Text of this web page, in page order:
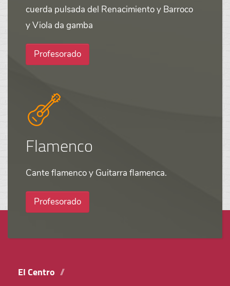
cuerda pulsada del Renacimiento y Barroco
y Viola da gamba
Profesorado
Flamenco
Cante flamenco y Guitarra flamenca.
Profesorado
El Centro